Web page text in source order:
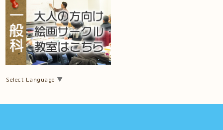
Select Language ▼